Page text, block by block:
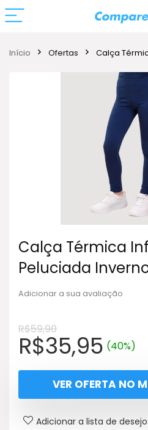
Início Ofertas Calça
Calça Térmica
Peluciada
Adicionar a sua avaliação
R$59,90
O
preço
original
era:
R$59,90.
R$35,95O
é:
(40%)
VER OFERTA NO
Adicionar a lista de